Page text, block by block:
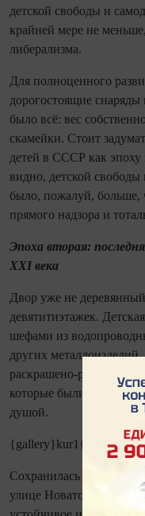
детской свободы и
крайней мере не
либерализма.
Для полноценного
дорогостоящие
было всё: вес
скамейки. Стоит
детей в СССР как
видно, детской свободы
было, пожалуй,
прямого надзора и
Эпоха вторая:
XXI века
Двор уже не
девятитиэтажек.
шефами из
других
раскрашено-
которые были, а не
душой.
{gallery}kur1{/gallery}
Сохранилась до
улице Новаторов - в